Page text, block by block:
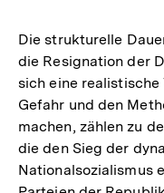
Die strukturelle
die Resignation der
sich eine
Gefahr und den
machen, zählen zu
die den Sieg der
Nationalsozialismus